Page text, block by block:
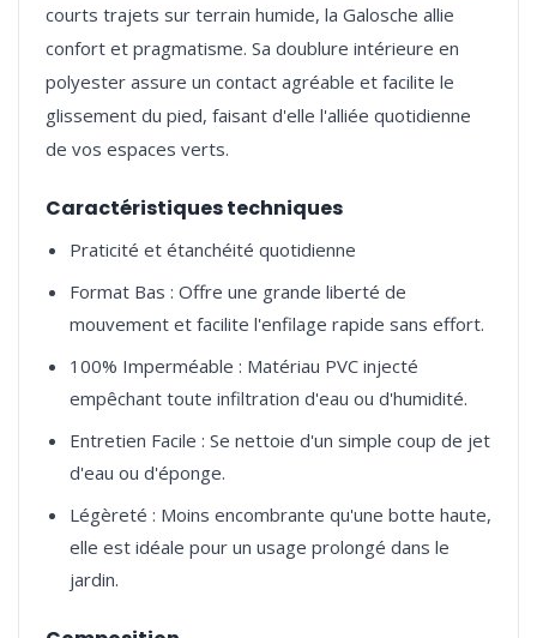
courts trajets sur terrain humide, la Galosche allie
confort et pragmatisme. Sa doublure intérieure en
polyester assure un contact agréable et facilite le
glissement du pied, faisant d'elle l'alliée quotidienne
Caractéristiques techniques
Praticité et étanchéité quotidienne
Format Bas : Offre une grande liberté de
mouvement et facilite l'enfilage rapide sans effort.
100% Imperméable : Matériau PVC injecté
empêchant toute infiltration d'eau ou d'humidité.
Entretien Facile : Se nettoie d'un simple coup de jet
d'eau ou d'éponge.
Légèreté : Moins encombrante qu'une botte haute,
elle est idéale pour un usage prolongé dans le
jardin.